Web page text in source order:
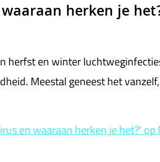
herken je
herfst en winter
Meestal geneest het
en waaraan herken je het?'